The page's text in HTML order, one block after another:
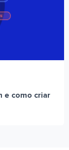
e como criar